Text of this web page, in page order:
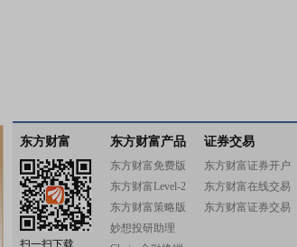
东方财富
扫一扫下载
东方财富产品
东方财富免费版
东方财富Level-2
东方财富策略版
妙想投研助理
证券交易
东方财富证券开户
东方财富在线交易
东方财富证券交易